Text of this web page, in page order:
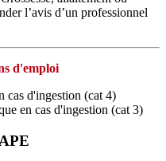
l’avis d’un professionnel
d'emploi
cas d'ingestion (cat 4)
en cas d'ingestion (cat 3)